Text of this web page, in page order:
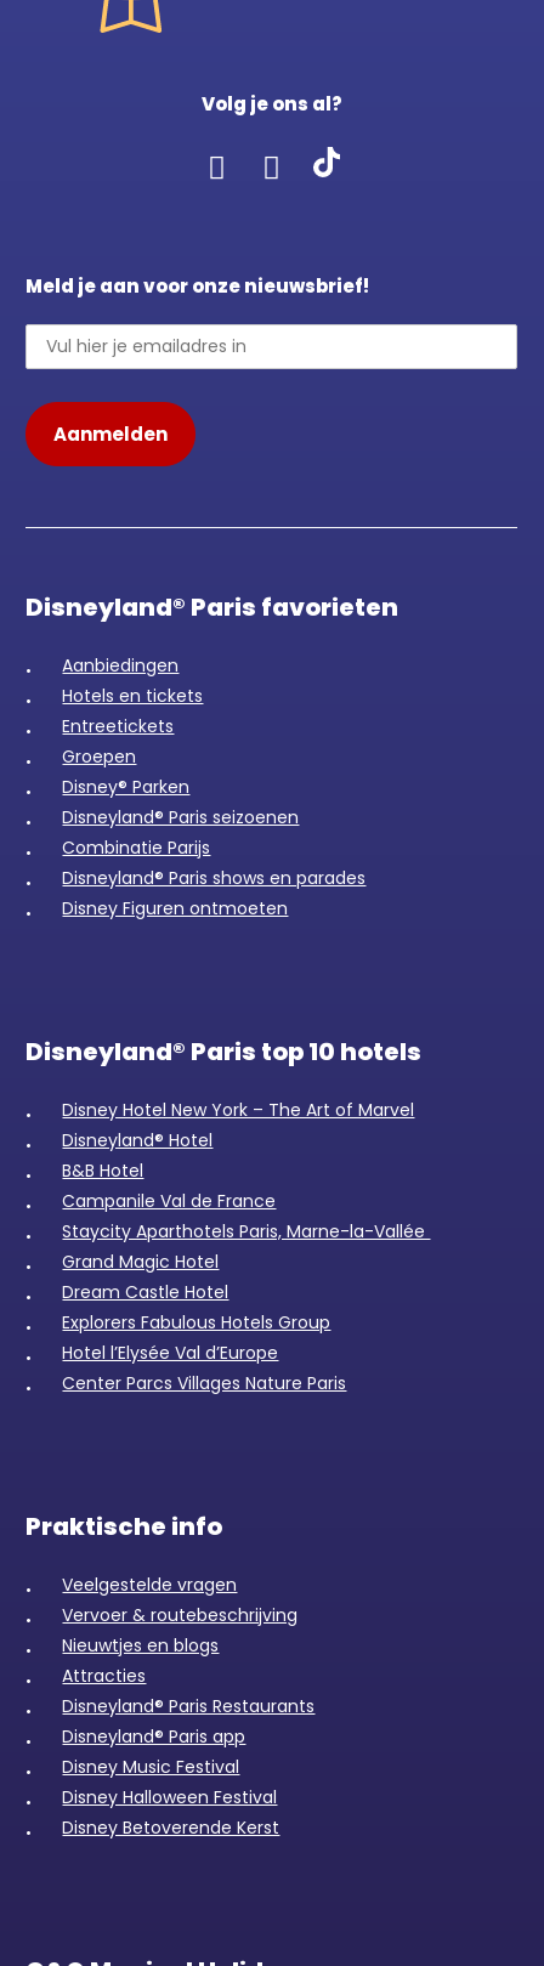
Volg je ons al?
Meld je aan voor onze nieuwsbrief!
Disneyland® Paris favorieten
Aanbiedingen
Hotels en tickets
Entreetickets
Groepen
Disney® Parken
Disneyland® Paris seizoenen
Combinatie Parijs
Disneyland® Paris shows en parades
Disney Figuren ontmoeten
Disneyland® Paris top 10 hotels
Disney Hotel New York – The Art of Marvel
Disneyland® Hotel
B&B Hotel
Campanile Val de France
Staycity Aparthotels Paris, Marne-la-Vallée
Grand Magic Hotel
Dream Castle Hotel
Explorers Fabulous Hotels Group
Hotel l’Elysée Val d’Europe
Center Parcs Villages Nature Paris
Praktische info
Veelgestelde vragen
Vervoer & routebeschrijving
Nieuwtjes en blogs
Attracties
Disneyland® Paris Restaurants
Disneyland® Paris app
Disney Music Festival
Disney Halloween Festival
Disney Betoverende Kerst